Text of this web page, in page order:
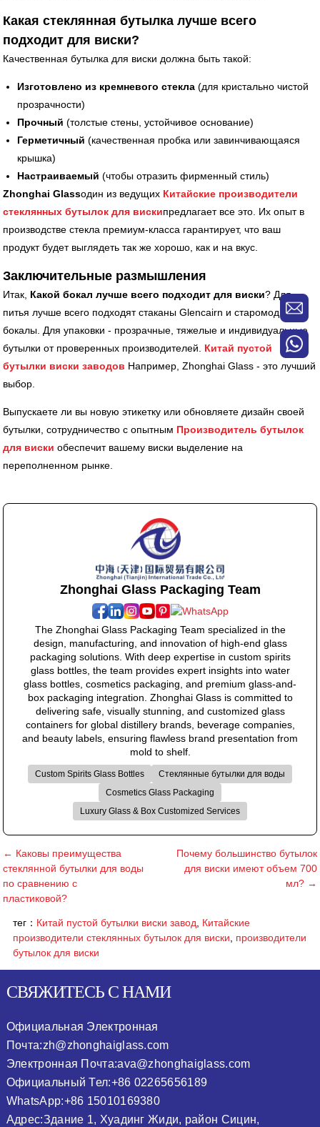
Какая стеклянная бутылка лучше всего
подходит для виски?
Качественная бутылка для виски должна быть такой:
Изготовлено из кремневого стекла (для кристально чистой
прозрачности)
Прочный (толстые стены, устойчивое основание)
Герметичный (качественная пробка или завинчивающаяся
крышка)
Настраиваемый (чтобы отразить фирменный стиль)
Zhonghai Glassодин из ведущих Китайские производители
стеклянных бутылок для вискипредлагает все это. Их опыт в
производстве стекла премиум-класса гарантирует, что ваш
продукт будет выглядеть так же хорошо, как и на вкус.
Заключительные размышления
Итак, Какой бокал лучше всего подходит для виски? Для
питья лучше всего подходят стаканы Glencairn и старомодные
бокалы. Для упаковки - прозрачные, тяжелые и индивидуальные
бутылки от проверенных производителей. Китай пустой
бутылки виски заводов Например, Zhonghai Glass - это лучший
выбор.
Выпускаете ли вы новую этикетку или обновляете дизайн своей
бутылки, сотрудничество с опытным Производитель бутылок
для виски обеспечит вашему виски выделение на
переполненном рынке.
Zhonghai Glass Packaging Team
The Zhonghai Glass Packaging Team specialized in the
design, manufacturing, and innovation of high-end glass
packaging solutions. With deep expertise in custom spirits
glass bottles, the team provides expert insights into water
glass bottles, cosmetics packaging, and premium glass-and-
box packaging integration. Zhonghai Glass is committed to
delivering safe, visually stunning, and customized glass
containers for global distillery brands, beverage companies,
and beauty labels, ensuring flawless brand presentation from
mold to shelf.
Custom Spirits Glass Bottles
Стеклянные бутылки для воды
Cosmetics Glass Packaging
Luxury Glass & Box Customized Services
← Каковы преимущества
стеклянной бутылки для воды
по сравнению с
пластиковой?
Почему большинство бутылок
для виски имеют объем 700
мл? →
тег： Китай пустой бутылки виски завод
Китайские
производители стеклянных бутылок для виски
производители
бутылок для виски
СВЯЖИТЕСЬ С НАМИ
Официальная Электронная
Почта:zh@zhonghaiglass.com
Электронная Почта:ava@zhonghaiglass.com
Официальный Тел:+86 02265656189
WhatsApp:+86 15010169380
Адрес:Здание 1, Хуадинг Жиди, район Сицин,